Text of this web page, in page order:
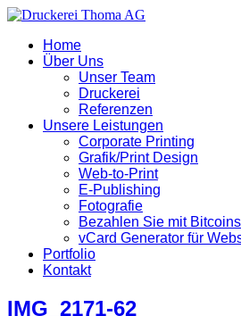
Home
Über Uns
Unser Team
Druckerei
Referenzen
Unsere Leistungen
Corporate Printing
Grafik/Print Design
Web-to-Print
E-Publishing
Fotografie
Bezahlen Sie mit
vCard Generator für
Portfolio
Kontakt
IMG_2171-62